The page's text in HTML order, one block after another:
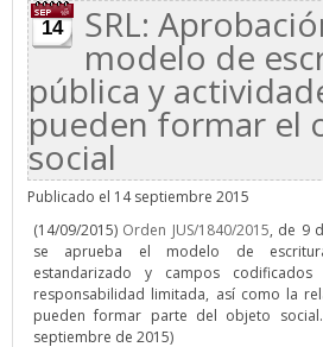
14 SRL:
modelo de
pública y
pueden formar el
social
Publicado el 14 septiembre 2015
(14/09/2015) Orden JUS/1840/2015, de 9
se aprueba el modelo de
estandarizado y campos
responsabilidad limitada, así como la
pueden formar parte del objeto
septiembre de 2015)